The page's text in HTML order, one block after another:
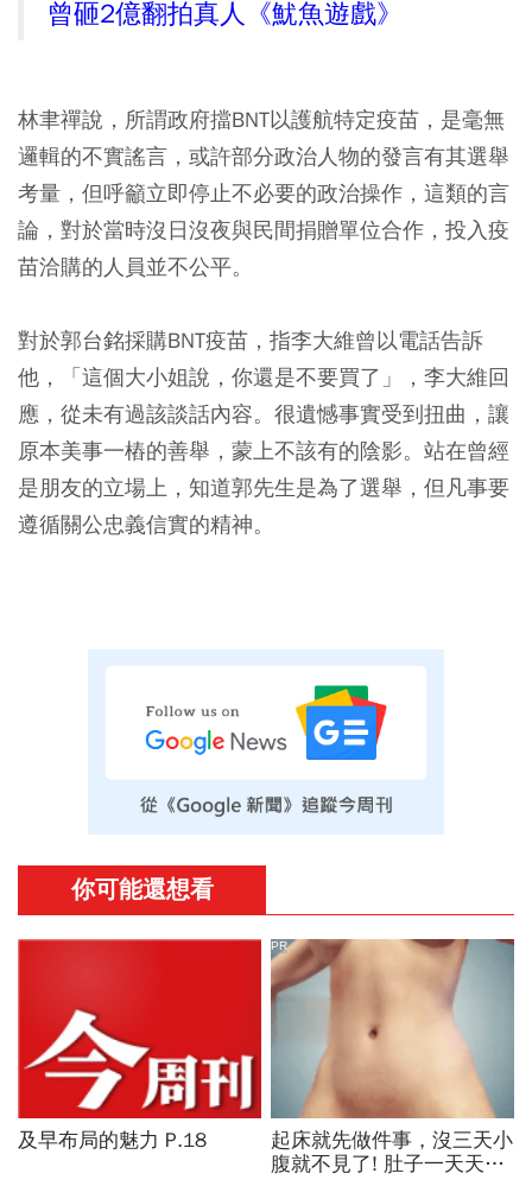
曾砸2億翻拍真人《魷魚遊戲》
林聿禪說，所謂政府擋BNT以護航特定疫苗，是毫無
邏輯的不實謠言，或許部分政治人物的發言有其選舉
考量，但呼籲立即停止不必要的政治操作，這類的言
論，對於當時沒日沒夜與民間捐贈單位合作，投入疫
苗洽購的人員並不公平。
對於郭台銘採購BNT疫苗，指李大維曾以電話告訴
他，「這個大小姐說，你還是不要買了」，李大維回
應，從未有過該談話內容。很遺憾事實受到扭曲，讓
原本美事一樁的善舉，蒙上不該有的陰影。站在曾經
是朋友的立場上，知道郭先生是為了選舉，但凡事要
遵循關公忠義信實的精神。